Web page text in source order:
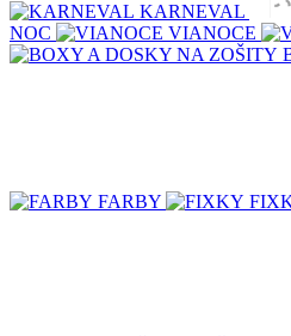
KARNEVAL
NOC
VIANOCE
FARBY